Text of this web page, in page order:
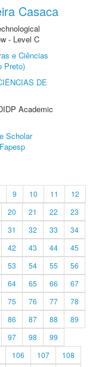
Casaca
- Level C
e Ciências
Preto)
DE
Academic
Scholar
Fapesp
9 10 11
12
20 21 22
23
31 32 33
34
42 43 44
45
53 54 55
56
64 65 66
67
75 76 77
78
86 87 88
89
97 98
99
106 107
108